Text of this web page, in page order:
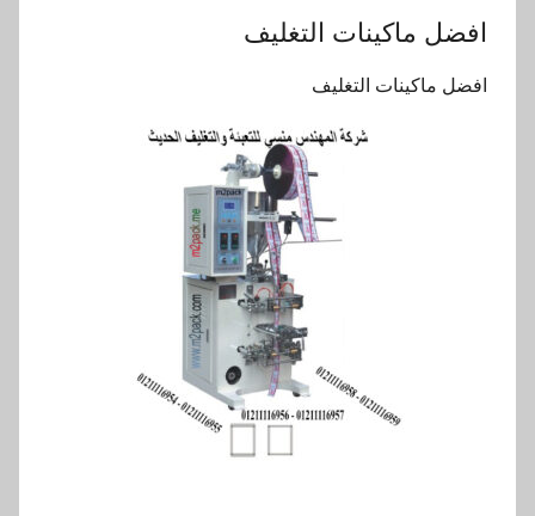
افضل ماكينات التغليف
افضل ماكينات التغليف